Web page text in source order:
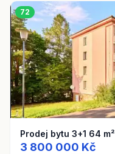
72
Prodej bytu 3+1 64 m²
3 800 000 Kč